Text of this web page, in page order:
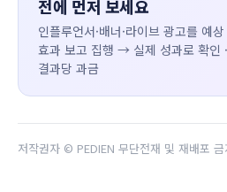
전에 먼저 보세요
인플루언서·배너·라이브 광고를 예상
효과 보고 집행 → 실제 성과로 확인 ·
결과당 과금
저작권자 © PEDIEN 무단전재 및 재배포 금